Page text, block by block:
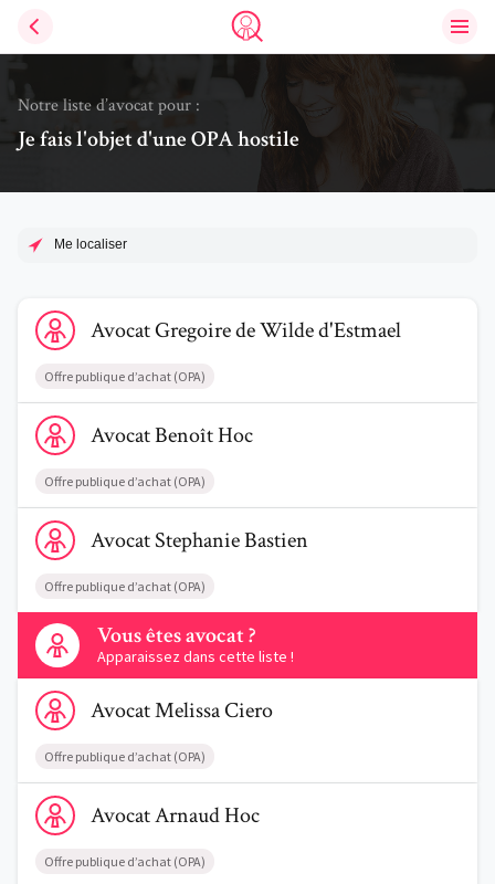
Trouve un avocat
Notre liste d’avocat pour :
Je fais l'objet d'une OPA hostile
Me localiser
Voir le profil de AvocatGregoire de Wilde d'Estmael
AvocatGregoirede Wilde d'Estmael
Offre publique d’achat (OPA)
Voir le profil de AvocatBenoît Hoc
AvocatBenoîtHoc
Offre publique d’achat (OPA)
Voir le profil de AvocatStephanie Bastien
AvocatStephanieBastien
Offre publique d’achat (OPA)
Vous êtes avocat ?
Apparaissez dans cette liste !
Contactez-nous
Voir le profil de AvocatMelissa Ciero
AvocatMelissaCiero
Offre publique d’achat (OPA)
Voir le profil de AvocatArnaud Hoc
AvocatArnaudHoc
Offre publique d’achat (OPA)